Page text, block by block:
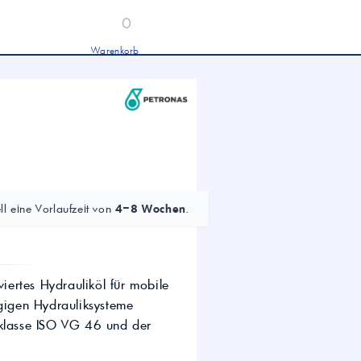
0
Warenkorb
Industrieöle von Mobil und
für Hydraulik, Getriebe und
schwere Nutzfahrzeuge
eine Vorlaufzeit von 4–8 Wochen
Hydrauliköl für mobile
Hydrauliksysteme
ISO VG 46 und der